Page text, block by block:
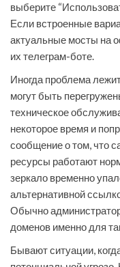
выберите
Если встроенные
актуальные мосты на
их телеграм-боте.
Иногда проблема
могут быть
техническое
некоторое время и
сообщение о том, что
ресурсы работают
зеркало временно
альтернативной
Обычно
доменов именно для
Бывают ситуации,